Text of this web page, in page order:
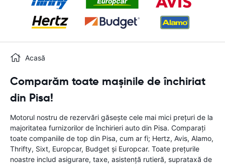
Acasă
Comparăm toate mașinile de închiriat
din Pisa!
Motorul nostru de rezervări găsește cele mai mici prețuri de la
majoritatea furnizorilor de închirieri auto din Pisa. Comparați
toate companiile de top din Pisa, cum ar fi; Hertz, Avis, Alamo,
Thrifty, Sixt, Europcar, Budget și Europcar. Toate prețurile
noastre includ asigurare, taxe, asistență rutieră, suprataxă de